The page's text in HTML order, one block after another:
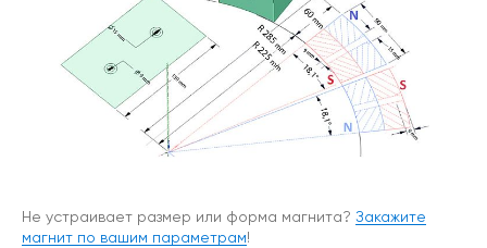
Не устраивает размер или форма магнита? Закажите
магнит по вашим параметрам!